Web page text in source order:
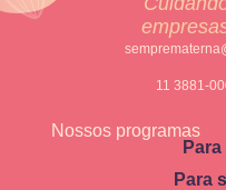
11 3881-
Nossos programas
Para